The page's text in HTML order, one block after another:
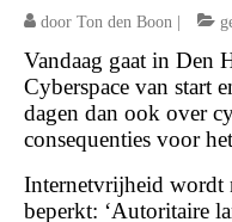
door Ton den Boon
Vandaag gaat in Den
Cyberspace van start
dagen dan ook over
consequenties voor
Internetvrijheid wordt
beperkt: ‘Autoritaire